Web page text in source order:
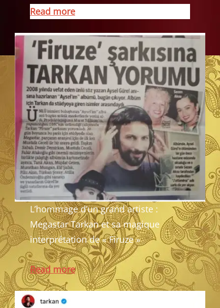
Read more
L’hommage d’un grand artiste :
Megastar Tarkan et sa magique
interprétation de « Firuze »
Read more